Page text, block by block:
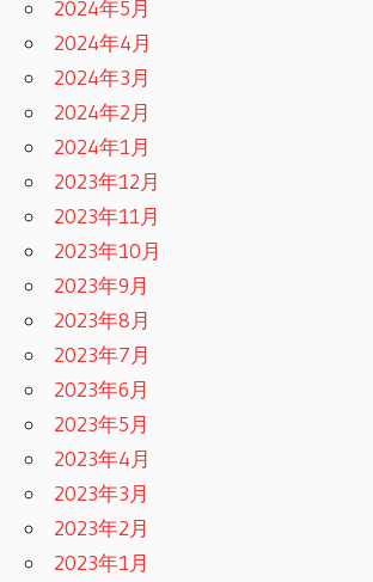
2024年5月
2024年4月
2024年3月
2024年2月
2024年1月
2023年12月
2023年11月
2023年10月
2023年9月
2023年8月
2023年7月
2023年6月
2023年5月
2023年4月
2023年3月
2023年2月
2023年1月